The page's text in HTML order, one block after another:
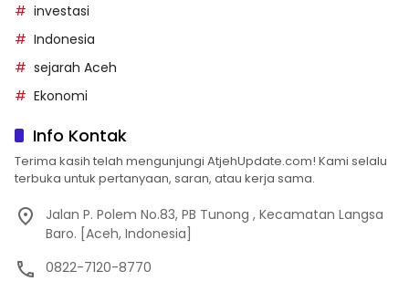
investasi
Indonesia
sejarah Aceh
Ekonomi
Info Kontak
Terima kasih telah mengunjungi AtjehUpdate.com! Kami selalu
terbuka untuk pertanyaan, saran, atau kerja sama.
Jalan P. Polem No.83, PB Tunong , Kecamatan Langsa
Baro. [Aceh, Indonesia]
0822-7120-8770